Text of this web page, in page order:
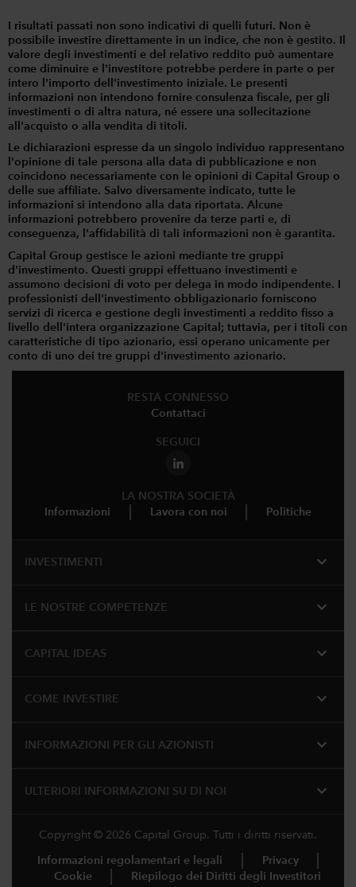
I risultati passati non sono indicativi di quelli futuri. Non è
possibile investire direttamente in un indice, che non è gestito. Il
valore degli investimenti e del relativo reddito può aumentare
come diminuire e l'investitore potrebbe perdere in parte o per
intero l'importo dell'investimento iniziale. Le presenti
informazioni non intendono fornire consulenza fiscale, per gli
investimenti o di altra natura, né essere una sollecitazione
all'acquisto o alla vendita di titoli.
Le dichiarazioni espresse da un singolo individuo rappresentano
l'opinione di tale persona alla data di pubblicazione e non
coincidono necessariamente con le opinioni di Capital Group o
delle sue affiliate. Salvo diversamente indicato, tutte le
informazioni si intendono alla data riportata. Alcune
informazioni potrebbero provenire da terze parti e, di
conseguenza, l'affidabilità di tali informazioni non è garantita.
Capital Group gestisce le azioni mediante tre gruppi
d'investimento. Questi gruppi effettuano investimenti e
assumono decisioni di voto per delega in modo indipendente. I
professionisti dell'investimento obbligazionario forniscono
servizi di ricerca e gestione degli investimenti a reddito fisso a
livello dell'intera organizzazione Capital; tuttavia, per i titoli con
caratteristiche di tipo azionario, essi operano unicamente per
conto di uno dei tre gruppi d'investimento azionario.
RESTA CONNESSO
Contattaci
SEGUICI
LA NOSTRA SOCIETÀ
Informazioni
Lavora con noi Politiche
INVESTIMENTI expand_more
LE NOSTRE COMPETENZE expand_more
CAPITAL IDEAS expand_more
COME INVESTIRE expand_more
INFORMAZIONI PER GLI AZIONISTI expand_more
ULTERIORI INFORMAZIONI SU DI NOI expand_more
Copyright © 2026 Capital Group. Tutti i diritti riservati.
Informazioni regolamentari e legali
Privacy
Cookie
Riepilogo dei Diritti degli Investitori